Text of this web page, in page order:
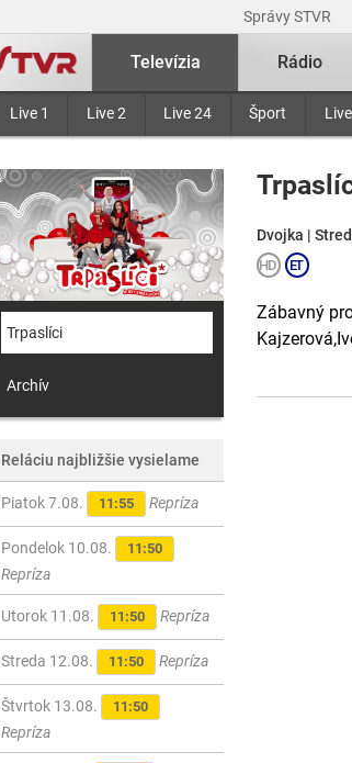
Správy STVR
Televízia
Live 1 Live 2 Live 24 Šport
Rádio
Trpaslíci
Archív
Reláciu najbližšie vysielame
Piatok 7.08. 11:55 Repríza
Pondelok 10.08. 11:50
Repríza
Utorok 11.08. 11:50 Repríza
Streda 12.08. 11:50 Repríza
Štvrtok 13.08. 11:50
Repríza
Dvojka |
Zábavný